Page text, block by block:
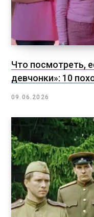
Что посмотреть,
девчонки»: 10
09.06.2026